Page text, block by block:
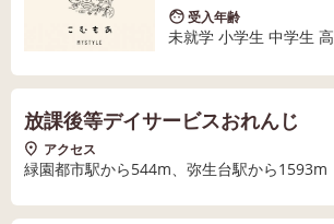
受入年齢
未就学 小学生 中学生
放課後等デイサービスおれんじ
アクセス
緑園都市駅から544m、弥生台駅から1593m